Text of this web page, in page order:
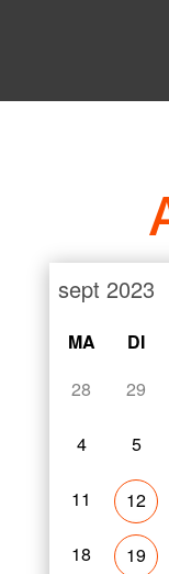
MA DI
28
29
4 5
11 12
18 19